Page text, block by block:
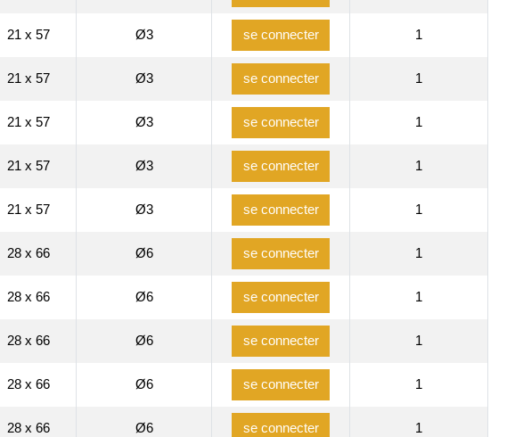
21 x 57 Ø3 se connecter 1
21 x 57 Ø3 se connecter 1
21 x 57 Ø3 se connecter 1
21 x 57 Ø3 se connecter 1
21 x 57 Ø3 se connecter 1
28 x 66 Ø6 se connecter 1
28 x 66 Ø6 se connecter 1
28 x 66 Ø6 se connecter 1
28 x 66 Ø6 se connecter 1
28 x 66 Ø6 se connecter 1